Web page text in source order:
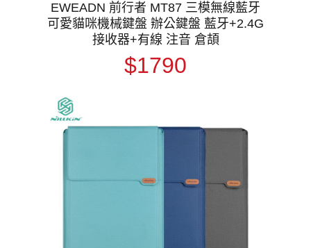
EWEADN 前行者 MT87 三模無線藍牙
可愛貓咪機械鍵盤 辦公鍵盤 藍牙+2.4G
接收器+有線 注音 倉頡
$1790